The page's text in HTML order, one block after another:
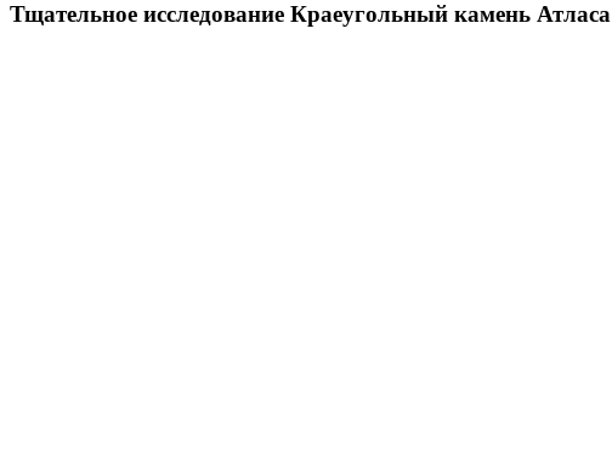
Тщательное исследование Краеугольный камень Атласа